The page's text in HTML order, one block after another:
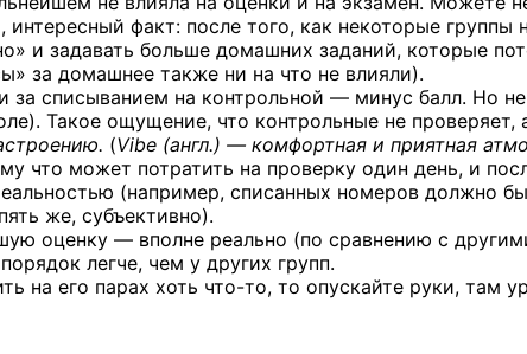
интересный факт: после того, как некоторые группы
и задавать больше домашних заданий, которые
за домашнее также ни на что не влияли).
за списыванием на контрольной — минус балл. Но
Такое ощущение, что контрольные не проверяет,
(Vibe (англ.) — комфортная и приятная
что может потратить на проверку один день, и
(например, списанных номеров должно
же, субъективно).
оценку — вполне реально (по сравнению с
легче, чем у других групп.
на его парах хоть что-то, то опускайте руки, там